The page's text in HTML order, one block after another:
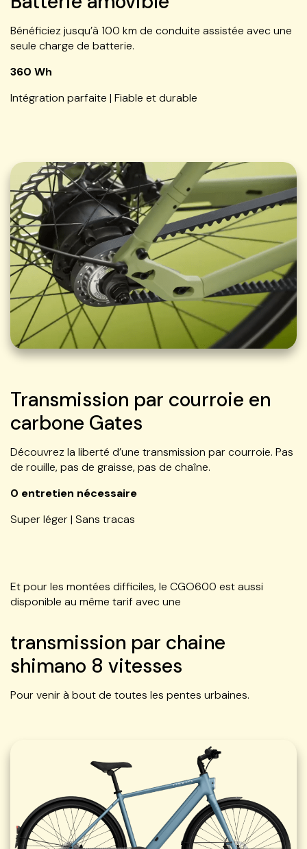
Bénéficiez jusqu’à 100 km de conduite assistée avec une
seule charge de batterie.
360 Wh
Intégration parfaite | Fiable et durable
Transmission par courroie en
carbone Gates
Découvrez la liberté d’une transmission par courroie. Pas
de rouille, pas de graisse, pas de chaîne.
0 entretien nécessaire
Super léger | Sans tracas
Et pour les montées difficiles, le CGO600 est aussi
disponible au même tarif avec une
transmission par chaine
shimano 8 vitesses
Pour venir à bout de toutes les pentes urbaines.